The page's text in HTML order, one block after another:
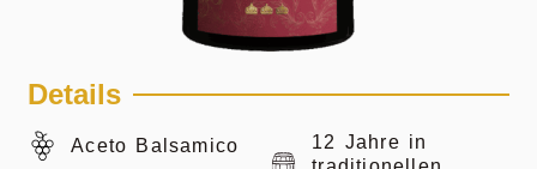
Details
Aceto Balsamico
12 Jahre in